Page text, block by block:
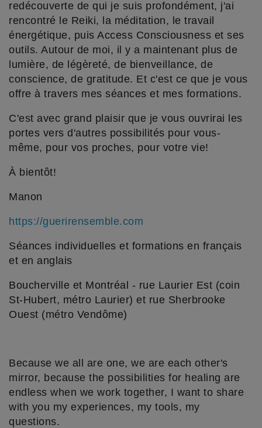
redécouverte de qui je suis profondément, j'ai
rencontré le Reiki, la méditation, le travail
énergétique, puis Access Consciousness et ses
outils. Autour de moi, il y a maintenant plus de
lumière, de légèreté, de bienveillance, de
conscience, de gratitude. Et c'est ce que je vous
offre à travers mes séances et mes formations.
C'est avec grand plaisir que je vous ouvrirai les
portes vers d'autres possibilités pour vous-
même, pour vos proches, pour votre vie!
À bientôt!
Manon
https://guerirensemble.com
Séances individuelles et formations en français
et en anglais
Boucherville et Montréal - rue Laurier Est (coin
St-Hubert, métro Laurier) et rue Sherbrooke
Ouest (métro Vendôme)
Because we all are one, we are each other's
mirror, because the possibilities for healing are
endless when we work together, I want to share
with you my experiences, my tools, my
questions.